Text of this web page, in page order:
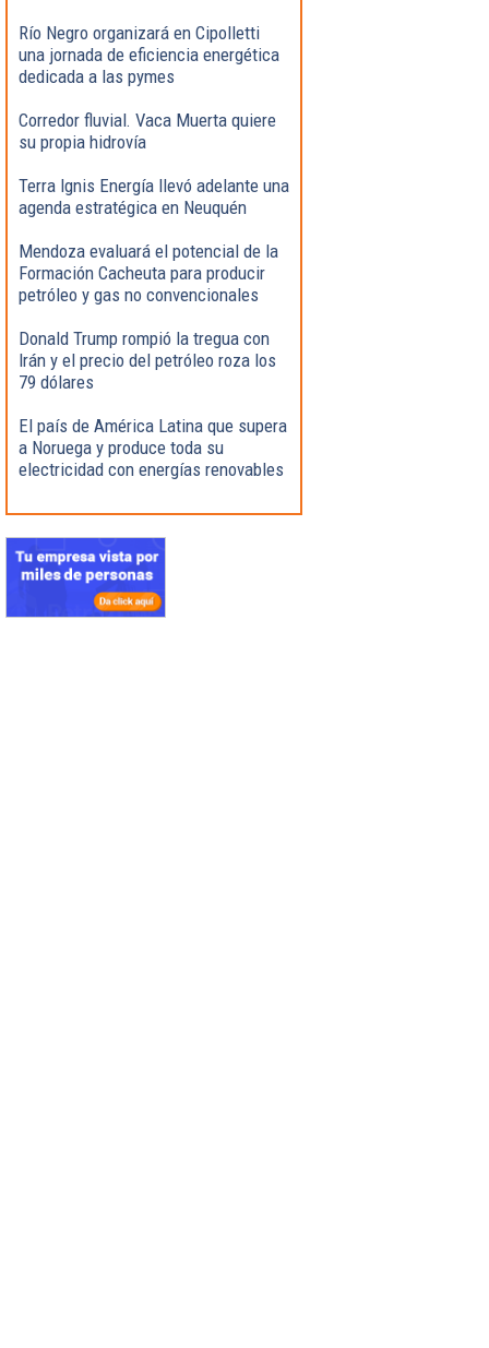
Río Negro organizará en Cipolletti
una jornada de eficiencia energética
dedicada a las pymes
Corredor fluvial. Vaca Muerta quiere
su propia hidrovía
Terra Ignis Energía llevó adelante una
agenda estratégica en Neuquén
Mendoza evaluará el potencial de la
Formación Cacheuta para producir
petróleo y gas no convencionales
Donald Trump rompió la tregua con
Irán y el precio del petróleo roza los
79 dólares
El país de América Latina que supera
a Noruega y produce toda su
electricidad con energías renovables